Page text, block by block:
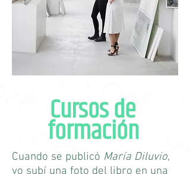
Cursos de
formación
Cuando se publicó María Diluvio,